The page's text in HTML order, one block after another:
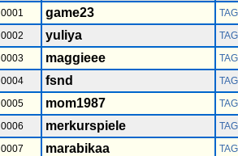
0001
game23
0002
yuliya
0003
maggieee
0004
fsnd
0005
mom1987
0006
merkurspiele
0007
marabikaa